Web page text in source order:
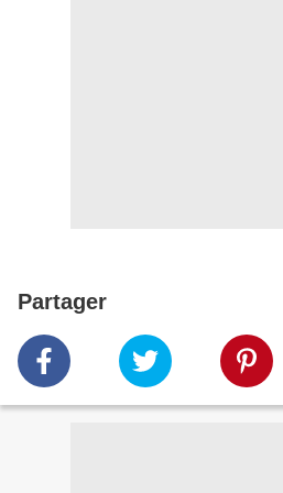
Partager